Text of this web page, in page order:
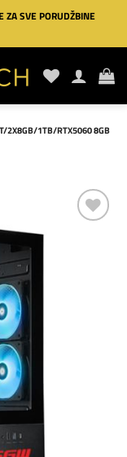
ZA SVE PORUDŽBINE
2X8GB/1TB/RTX5060 8GB